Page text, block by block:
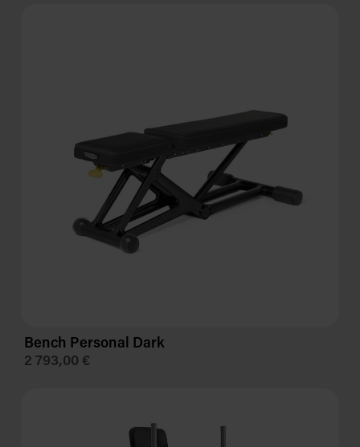
Bench Personal Dark
2 793,00 €